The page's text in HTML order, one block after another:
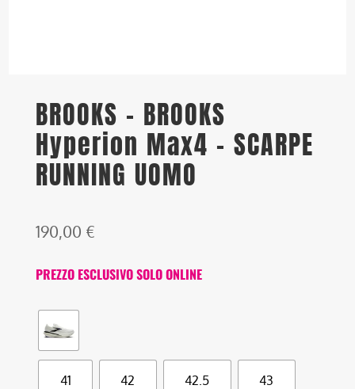
BROOKS – BROOKS
Hyperion Max4 – SCARPE
RUNNING UOMO
190,00 €
PREZZO ESCLUSIVO SOLO ONLINE
41 42 42.5 43